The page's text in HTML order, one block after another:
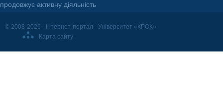
продовжує активну діяльність
© 2008-2026 - Інтернет-портал - Університет «КРОК»
Карта сайту